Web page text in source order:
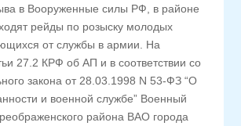
в Вооруженные силы РФ, в районе
рейды по розыску молодых
от службы в армии. На
27.2 КРФ об АП и в соответствии со
закона от 28.03.1998 N 53-ФЗ “О
и военной службе” Военный
района ВАО города